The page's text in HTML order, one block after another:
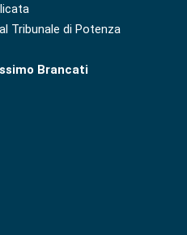
Tribunale di Potenza
Brancati